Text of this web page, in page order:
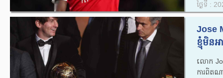
ថ្ងៃទី :
Jose
ខ្ញុំមិនអ
លោក
ការពិតណ